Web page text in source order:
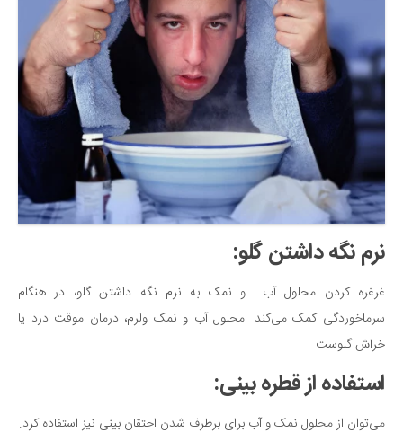
نرم نگه داشتن گلو:
غرغره کردن محلول آب و نمک به نرم نگه داشتن گلو، در هنگام
سرماخوردگی کمک می‌کند. محلول آب و نمک ولرم، درمان موقت درد یا
خراش گلوست.
استفاده از قطره بینی:
می‌توان از محلول نمک و آب برای برطرف شدن احتقان بینی نیز استفاده کرد.